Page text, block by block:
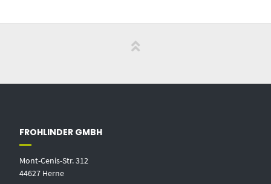
FROHLINDER GMBH
Mont-Cenis-Str. 312
44627 Herne